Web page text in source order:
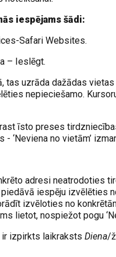
iespējams šādi:
Safari Websites.
– Ieslēgt.
uzrāda dažādas
nepieciešamo.
īsto preses
‘Neviena no vietām’
adresi neatrodoties
iespēju izvēlēties
izvēloties no
lietot, nospiežot pogu
ir izpirkts laikraksts Diena/